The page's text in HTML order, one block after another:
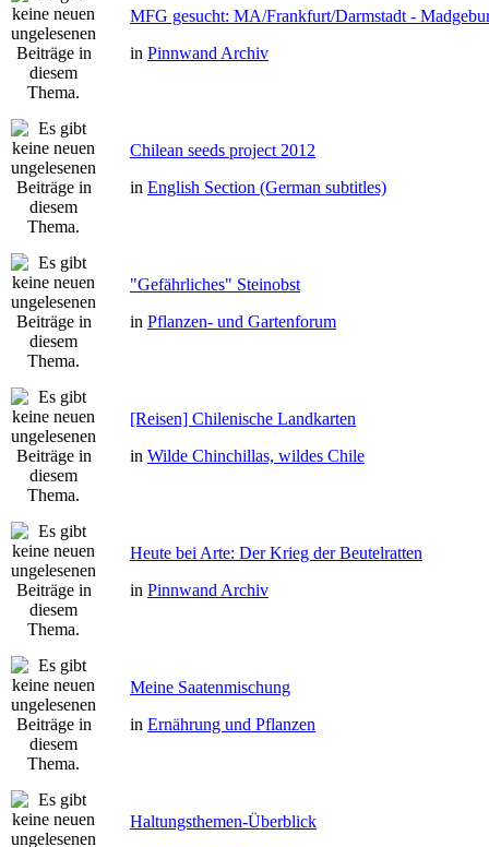
MFG gesucht: MA/Frankfurt/Darmstadt -
in Pinnwand Archiv
Chilean seeds project 2012
in English Section (German subtitles)
"Gefährliches" Steinobst
in Pflanzen- und Gartenforum
[Reisen] Chilenische Landkarten
in Wilde Chinchillas, wildes Chile
Heute bei Arte: Der Krieg der Beutelratten
in Pinnwand Archiv
Meine Saatenmischung
in Ernährung und Pflanzen
Haltungsthemen-Überblick